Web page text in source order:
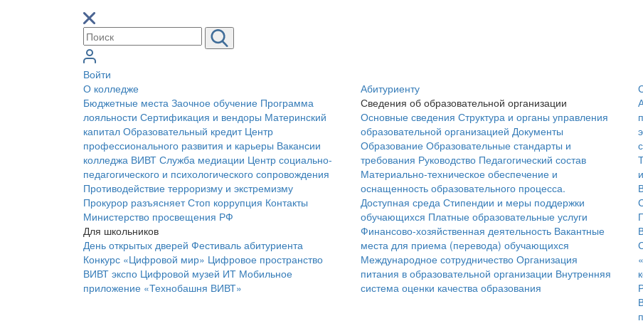
Войти
О колледже
Бюджетные места Заочное обучение Программа
лояльности Сертификация и вендоры Материнский
капитал Образовательный кредит Центр
профессионального развития и карьеры Вакансии
колледжа ВИВТ Служба медиации Центр социально-
педагогического и психологического сопровождения
Противодействие терроризму и экстремизму
Прокурор разъясняетСтоп коррупция Контакты
Министерство просвещения РФ
Для школьников
День открытых дверей Фестиваль абитуриента
Конкурс «Цифровой мир» Цифровое пространство
ВИВТ экспо Цифровой музей ИТ Мобильное
приложение «Технобашня ВИВТ»
Абитуриенту
Сведения об образовательной организации
Основные сведения Структура и органы управления
образовательной организацией Документы
Образование Образовательные стандарты и
требования Руководство Педагогический состав
Материально-техническое обеспечение и
оснащенность образовательного процесса.
Доступная среда Стипендии и меры поддержки
обучающихся Платные образовательные услуги
Финансово-хозяйственная деятельность Вакантные
места для приема (перевода) обучающихся
Международное сотрудничество Организация
питания в образовательной организации Внутренняя
система оценки качества образования